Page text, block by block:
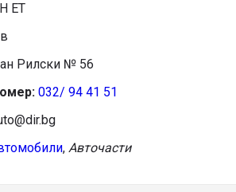
ЕТ
Рилски № 56
032/ 94 41 51
, Авточасти